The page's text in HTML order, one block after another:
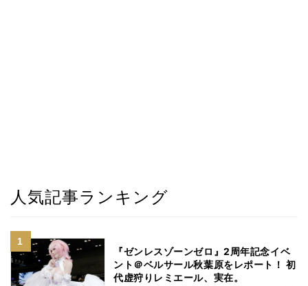
人気記事ランキング
『ゼンレスゾーンゼロ』2周年記念イベ
ント＠ベルサール秋葉原をレポート！ 初
代虚狩りレミエール、実在。